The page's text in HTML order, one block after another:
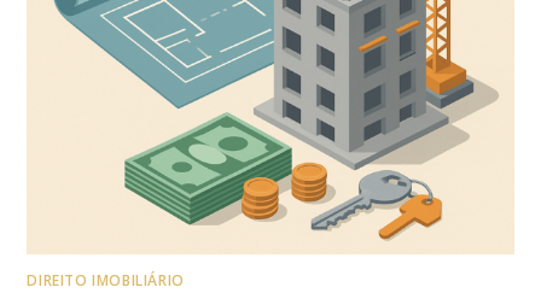
DIREITO IMOBILIÁRIO